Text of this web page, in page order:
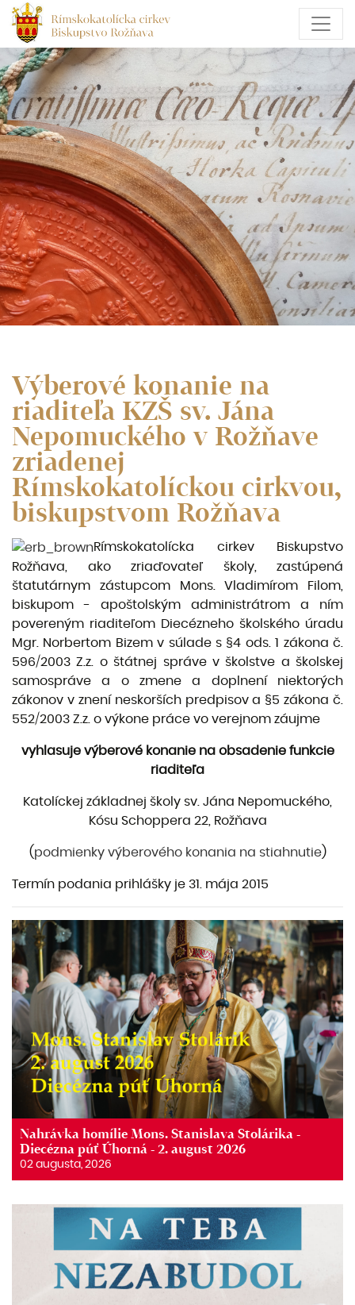
Výberové konanie na
riaditeľa KZŠ sv. Jána
Nepomuckého v Rožňave
zriadenej
Rímskokatolíckou cirkvou,
biskupstvom Rožňava
Rímskokatolícka cirkev Biskupstvo
Rožňava, ako zriaďovateľ školy, zastúpená
štatutárnym zástupcom Mons. Vladimírom Filom,
biskupom - apoštolským administrátrom a ním
povereným riaditeľom Diecézneho školského úradu
Mgr. Norbertom Bizem v súlade s §4 ods. 1 zákona č.
596/2003 Z.z. o štátnej správe v školstve a školskej
samospráve a o zmene a doplnení niektorých
zákonov v znení neskorších predpisov a §5 zákona č.
552/2003 Z.z. o výkone práce vo verejnom záujme
vyhlasuje výberové konanie na obsadenie funkcie
riaditeľa
Katolíckej základnej školy sv. Jána Nepomuckého,
Kósu Schoppera 22, Rožňava
( podmienky výberového konania na stiahnutie)
Termín podania prihlášky je 31. mája 2015
Nahrávka homílie Mons. Stanislava Stolárika -
Diecézna púť Úhorná - 2. august 2026
02 augusta, 2026